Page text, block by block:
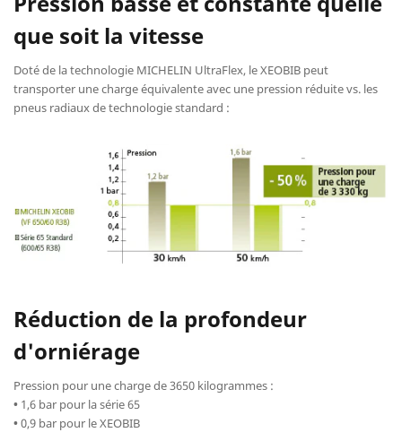
que soit la vitesse
Doté de la technologie MICHELIN UltraFlex, le XEOBIB peut
transporter une charge équivalente avec une pression réduite vs. les
pneus radiaux de technologie standard :
Réduction de la profondeur
d'orniérage
Pression pour une charge de 3650 kilogrammes :
• 1,6 bar pour la série 65
•0,9 bar pour le XEOBIB